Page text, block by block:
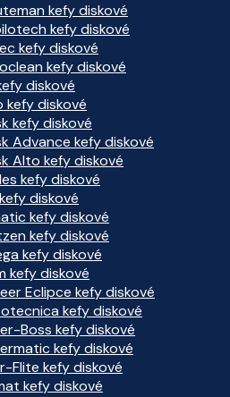
kefy diskové
kefy diskové
kefy diskové
kefy diskové
diskové
kefy diskové
kefy diskové
Advance kefy diskové
Alto kefy diskové
kefy diskové
diskové
kefy diskové
kefy diskové
kefy diskové
kefy diskové
Eclipce kefy diskové
kefy diskové
Boss kefy diskové
kefy diskové
Flite kefy diskové
kefy diskové